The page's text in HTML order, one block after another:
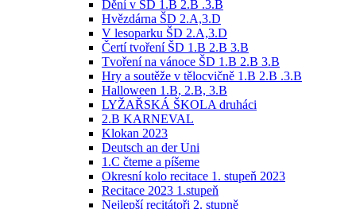
Dění v ŠD 1.B 2.B .3.B
Hvězdárna ŠD 2.A,3.D
V lesoparku ŠD 2.A,3.D
Čertí tvoření ŠD 1.B 2.B 3.B
Tvoření na vánoce ŠD 1.B 2.B 3.B
Hry a soutěže v tělocvičně 1.B 2.B .3.B
Halloween 1.B, 2.B, 3.B
LYŽAŘSKÁ ŠKOLA druháci
2.B KARNEVAL
Klokan 2023
Deutsch an der Uni
1.C čteme a píšeme
Okresní kolo recitace 1. stupeň 2023
Recitace 2023 1.stupeň
Nejlepší recitátoři 2. stupně